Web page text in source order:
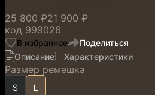
25 800 ₽21 900 ₽
код 999026
В избранное
Поделиться
Описание
Характеристики
Размер ремешка
S L